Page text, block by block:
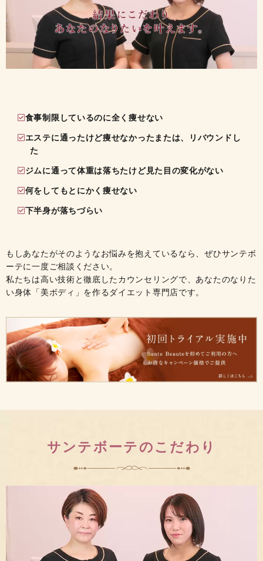
食事制限しているのに全く痩せない
エステに通ったけど痩せなかったまたは、リバウンドし
た
ジムに通って体重は落ちたけど見た目の変化がない
何をしてもとにかく痩せない
下半身が落ちづらい
もしあなたがそのようなお悩みを抱えているなら、ぜひサンテボ
ーテに一度ご相談ください。
私たちは高い技術と徹底したカウンセリングで、 あなたのなりた
い身体「美ボディ」を作るダイエット専門店です。
サンテボーテのこだわり